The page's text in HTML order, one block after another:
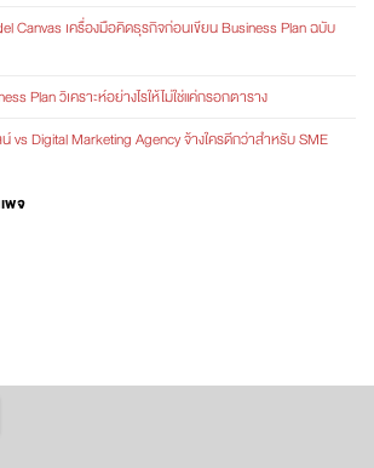
Canvas เครื่องมือคิดธุรกิจก่อนเขียน Business Plan ฉบับ
Plan วิเคราะห์อย่างไรให้ไม่ใช่แค่กรอกตาราง
vs Digital Marketing Agency จ้างใครดีกว่าสำหรับ SME
พจ